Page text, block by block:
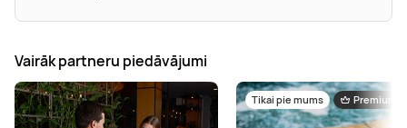
Vairāk partneru piedāvājumi
Tikai pie mums Premium